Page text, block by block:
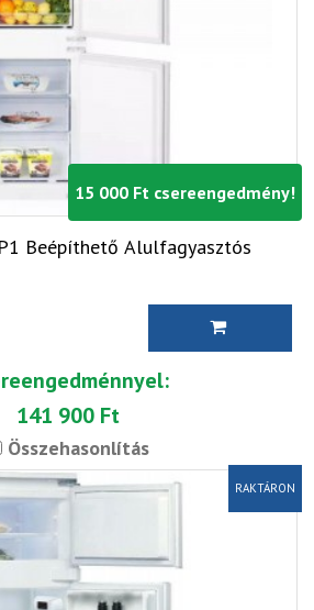
15 000 Ft csereengedmény!
Beépíthető Alulfagyasztós
141 900 Ft
Összehasonlítás
RAKTÁRON